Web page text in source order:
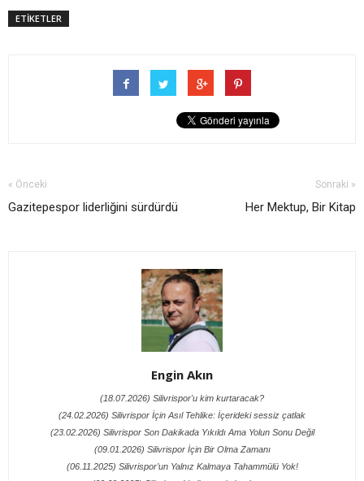
ETİKETLER
« Önceki
Gazitepespor liderliğini sürdürdü
Sonraki »
Her Mektup, Bir Kitap
Engin Akın
(18.07.2026) Silivrispor'u kim kurtaracak?
(24.02.2026) Silivrispor İçin Asıl Tehlike: İçerideki sessiz çatlak
(23.02.2026) Silivrispor Son Dakikada Yıkıldı Ama Yolun Sonu Değil
(09.01.2026) Silivrispor İçin Bir Olma Zamanı
(06.11.2025) Silivrispor’un Yalnız Kalmaya Tahammülü Yok!